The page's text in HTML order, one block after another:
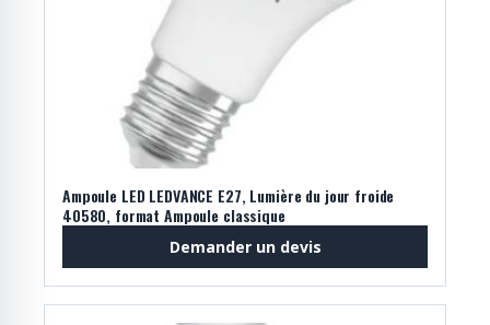
Ampoule LED LEDVANCE E27, Lumière du jour froide
40580, format Ampoule classique
Demander un devis